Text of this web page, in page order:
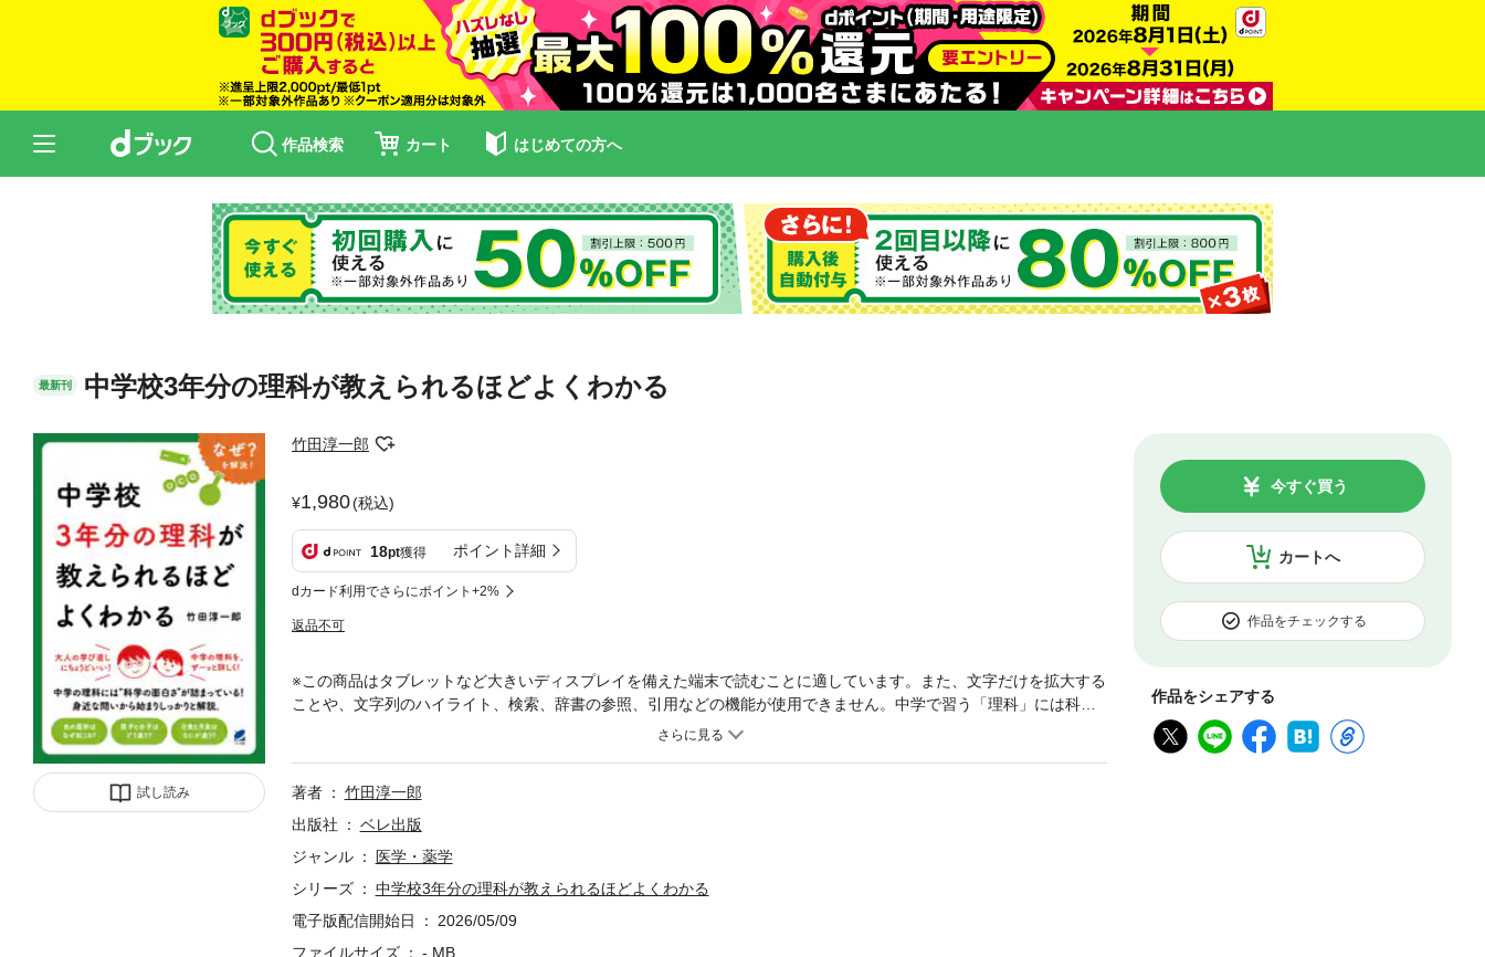
作品検索 カート はじめての方へ
最新刊 中学校3年分の理科が教えられるほどよくわかる
試し読み
竹田淳一郎
1,980(税込)
18pt獲得 ポイント詳細
dカード利用でさらにポイント+2%
返品不可
カートへ
今すぐ買う
作品をチェックする
作品をシェアする
※この商品はタブレットなど大きいディスプレイを備えた端末で読むことに適しています。また、文字だけを拡大する
ことや、文字列のハイライト、検索、辞書の参照、引用などの機能が使用できません。中学で習う「理科」には科学
のおもしろさが詰まっています。中学生だった頃はテストで点数をとることに気をとられて理科のもつ魅力に気づく
学・生物・地学それぞれの科目で中学１年から３年までの内容を網羅しながらも、教科書的なものではなく、「浮力
は水の深いところと浅いところでは異なる？」「イオンとはどのようなもの？」「遺伝子とDNAはどう違う？」「日
著者
竹田淳一郎
出版社
ベレ出版
ジャンル
医学・薬学
シリーズ
中学校3年分の理科が教えられるほどよくわかる
電子版配信開始日
2026/05/09
ファイルサイズ
- MB